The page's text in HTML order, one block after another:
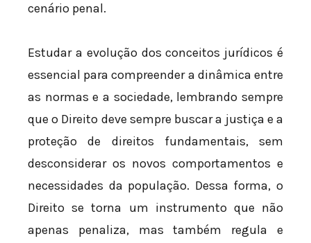
cenário penal.
Estudar a evolução dos conceitos jurídicos é
essencial para compreender a dinâmica entre
as normas e a sociedade, lembrando sempre
que o Direito deve sempre buscar a justiça e a
proteção de direitos fundamentais, sem
desconsiderar os novos comportamentos e
necessidades da população. Dessa forma, o
Direito se torna um instrumento que não
apenas penaliza, mas também regula e